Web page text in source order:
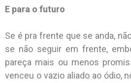
E para o futuro
Se é pra frente que se anda,
se não seguir em frente,
pareça mais ou menos
venceu o vazio aliado ao ódio,